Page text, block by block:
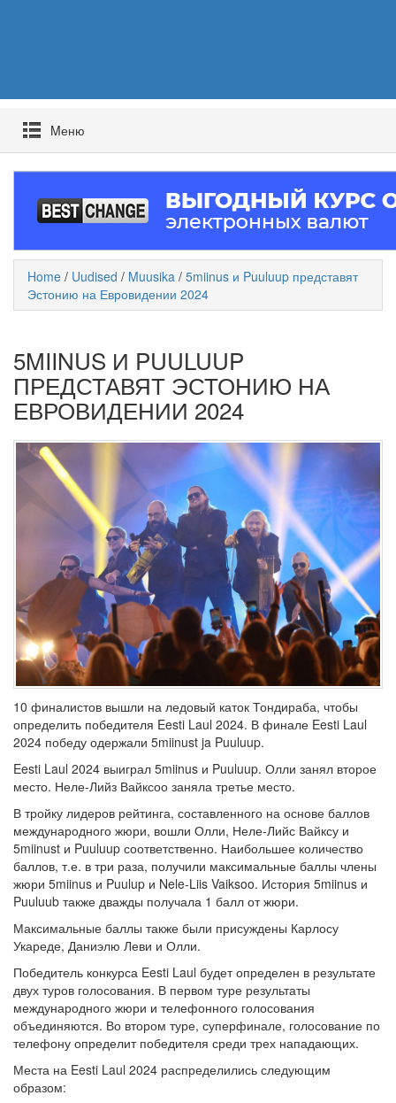
Mеню
Home / Uudised / Muusika / 5miinus и Puuluup представят
Эстонию на Евровидении 2024
5MIINUS И PUULUUP
ПРЕДСТАВЯТ ЭСТОНИЮ НА
ЕВРОВИДЕНИИ 2024
10 финалистов вышли на ледовый каток Тондираба, чтобы
определить победителя Eesti Laul 2024. В финале Eesti Laul
2024 победу одержали 5miinust ja Puuluup.
Eesti Laul 2024 выиграл 5miinus и Puuluup. Олли занял второе
место. Неле-Лийз Вайксоо заняла третье место.
В тройку лидеров рейтинга, составленного на основе баллов
международного жюри, вошли Олли, Неле-Лийс Вайксу и
5miinust и Puuluup соответственно. Наибольшее количество
баллов, т.е. в три раза, получили максимальные баллы члены
жюри 5miinus и Puulup и Nele-Liis Vaiksoo. История 5miinus и
Puuluub также дважды получала 1 балл от жюри.
Максимальные баллы также были присуждены Карлосу
Укареде, Даниэлю Леви и Олли.
Победитель конкурса Eesti Laul будет определен в результате
двух туров голосования. В первом туре результаты
международного жюри и телефонного голосования
объединяются. Во втором туре, суперфинале, голосование по
телефону определит победителя среди трех нападающих.
Места на Eesti Laul 2024 распределились следующим
образом: